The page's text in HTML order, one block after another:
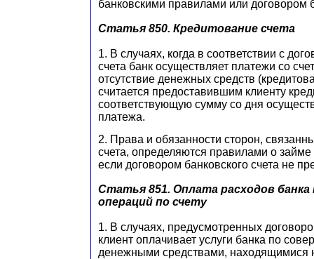
банковскими правилами или договором
Статья 850. Кредитование счета
1. В случаях, когда в соответствии с
счета банк осуществляет платежи со
отсутствие денежных средств
считается предоставившим клиенту
соответствующую сумму со дня
платежа.
2. Права и обязанности сторон,
счета, определяются правилами о займе
если договором банковского счета не
Статья 851. Оплата расходов банка
операций по счету
1. В случаях, предусмотренных
клиент оплачивает услуги банка по
денежными средствами, находящимися